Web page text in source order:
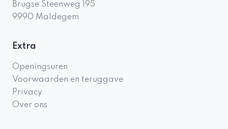
Brugse Steenweg 195
9990 Maldegem
Extra
Openingsuren
Voorwaarden en teruggave
Privacy
Over ons